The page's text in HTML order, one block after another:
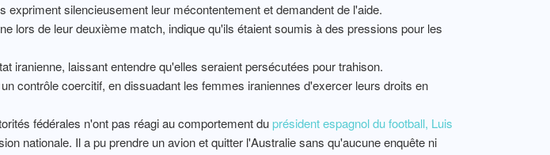
silencieusement leur mécontentement et demandent de l'aide.
lors de leur deuxième match, indique qu'ils étaient soumis à des pressions pour les
iranienne, laissant entendre qu'elles seraient persécutées pour trahison.
contrôle coercitif, en dissuadant les femmes iraniennes d'exercer leurs droits en
fédérales n'ont pas réagi au comportement duprésident espagnol du football, Luis
nationale. Il a pu prendre un avion et quitter l'Australie sans qu'aucune enquête ni